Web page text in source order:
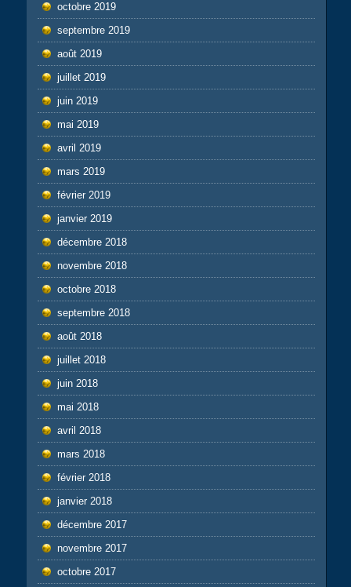
octobre 2019
septembre 2019
août 2019
juillet 2019
juin 2019
mai 2019
avril 2019
mars 2019
février 2019
janvier 2019
décembre 2018
novembre 2018
octobre 2018
septembre 2018
août 2018
juillet 2018
juin 2018
mai 2018
avril 2018
mars 2018
février 2018
janvier 2018
décembre 2017
novembre 2017
octobre 2017